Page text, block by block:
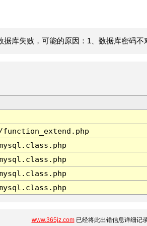
库失败，可能的原因：1、数据库密码不
www.365jz.com已经将此出错信息详细记